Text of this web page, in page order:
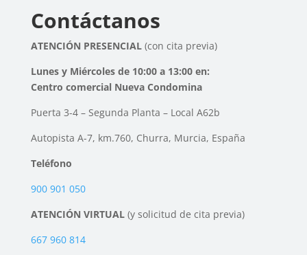
Contáctanos
ATENCIÓN PRESENCIAL (con cita previa)
Lunes y Miércoles de 10:00 a 13:00 en:
Centro comercial Nueva Condomina
Puerta 3-4 – Segunda Planta – Local A62b
Autopista A-7, km.760, Churra, Murcia, España
Teléfono
900 901 050
ATENCIÓN VIRTUAL (y solicitud de cita previa)
667 960 814